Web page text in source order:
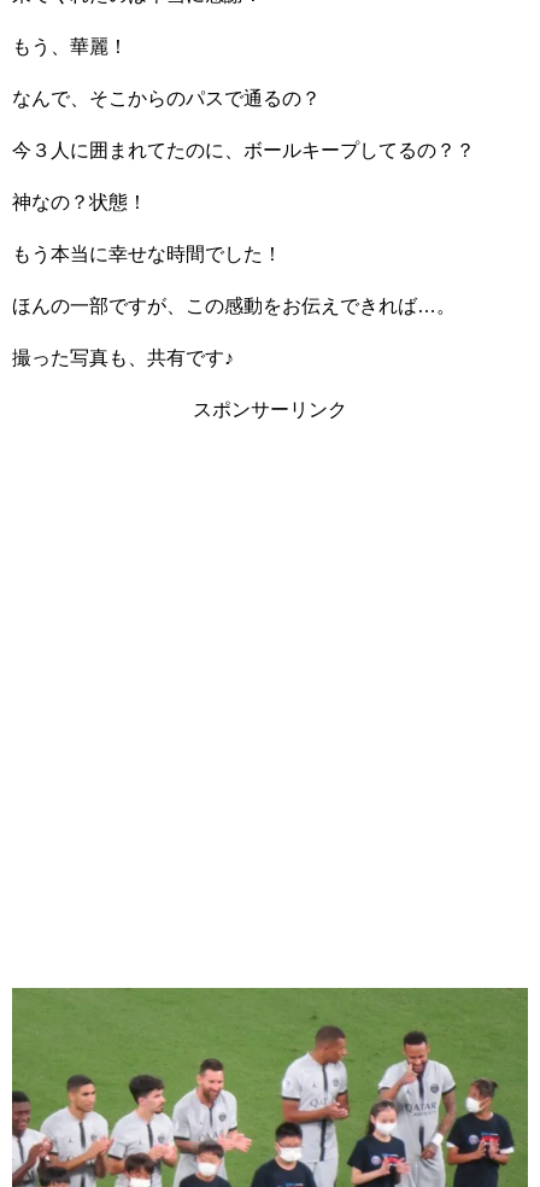
もう、華麗！
なんで、そこからのパスで通るの？
今３人に囲まれてたのに、ボールキープしてるの？？
神なの？状態！
もう本当に幸せな時間でした！
ほんの一部ですが、この感動をお伝えできれば…。
撮った写真も、共有です♪
スポンサーリンク